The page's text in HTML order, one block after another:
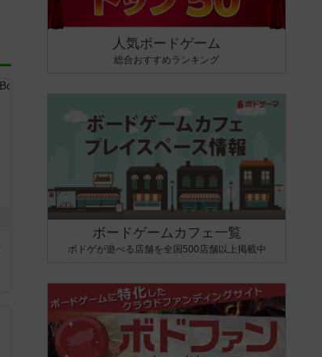
人気ボードゲーム
総合おすすめランキング
ボードゲームカフェ一覧
ボドゲが遊べる店舗を全国500店舗以上掲載中